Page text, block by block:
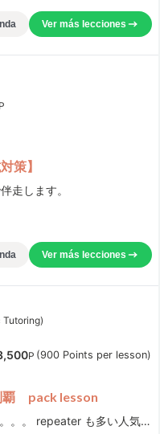
Ver más lecciones
策】
走します。
Ver más lecciones
覇 pack lesson
単語を制すものは、その語学を制す。。。。 repeater も多い人気lesson❣️単語が覚えられなくて悪戦苦闘されてる方、ぜひ得点源に変えていきましょう！！
Tutoring)
P (900 Points per lesson)